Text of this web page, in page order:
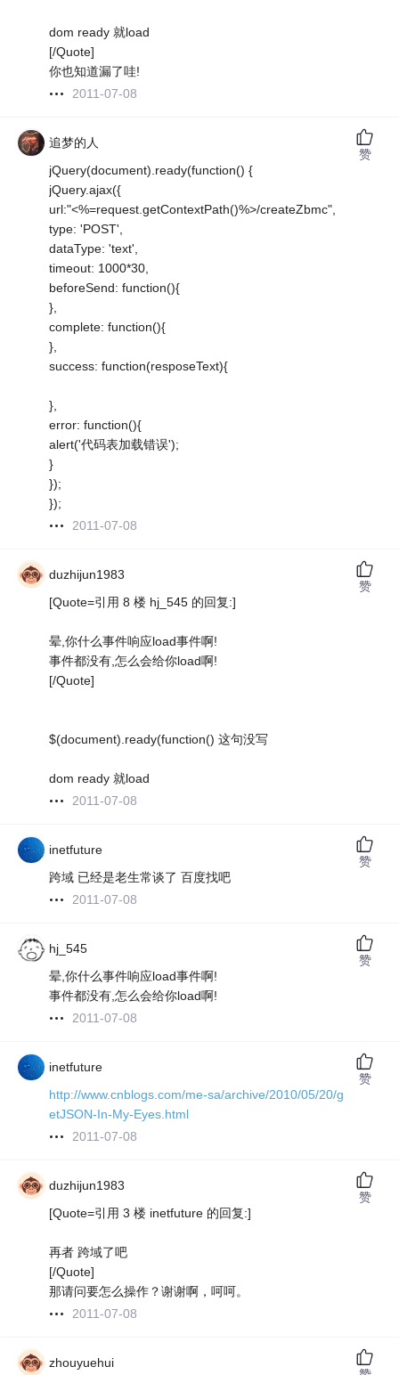
dom ready 就load
[/Quote]
你也知道漏了哇!
2011-07-08
追梦的人
jQuery(document).ready(function() {
jQuery.ajax({
url:"<%=request.getContextPath()%>/createZbmc",
type: 'POST',
dataType: 'text',
timeout: 1000*30,
beforeSend: function(){
},
complete: function(){
},
success: function(resposeText){
},
error: function(){
alert('代码表加载错误');
}
});
});
2011-07-08
赞
duzhijun1983
[Quote=引用 8 楼 hj_545 的回复:]
晕,你什么事件响应load事件啊!
事件都没有,怎么会给你load啊!
[/Quote]
$(document).ready(function() 这句没写
dom ready 就load
2011-07-08
赞
inetfuture
跨域 已经是老生常谈了 百度找吧
2011-07-08
赞
hj_545
晕,你什么事件响应load事件啊!
事件都没有,怎么会给你load啊!
2011-07-08
赞
inetfuture
http://www.cnblogs.com/me-sa/archive/2010/05/20/g
etJSON-In-My-Eyes.html
2011-07-08
赞
duzhijun1983
[Quote=引用 3 楼 inetfuture 的回复:]
再者 跨域了吧
[/Quote]
那请问要怎么操作？谢谢啊，呵呵。
2011-07-08
赞
zhouyuehui